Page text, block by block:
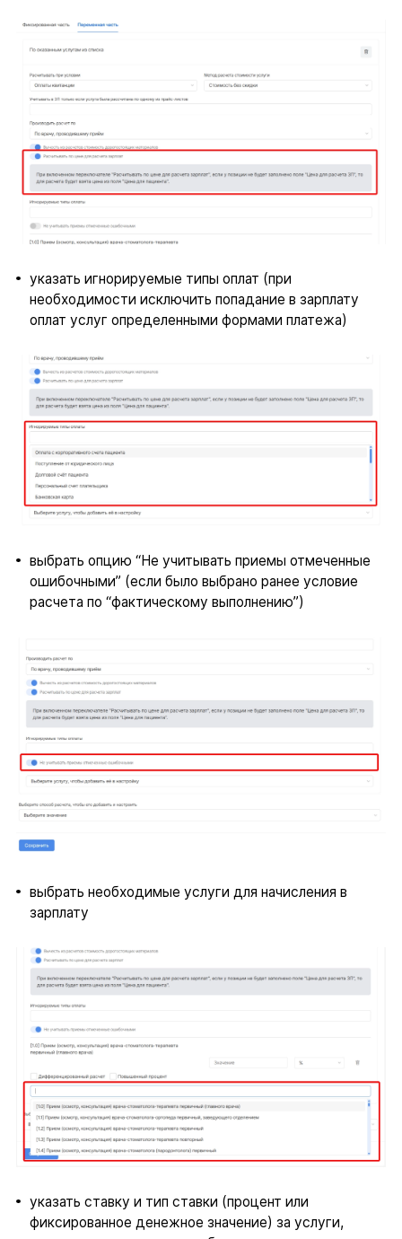
указать игнорируемые типы оплат (при
необходимости исключить попадание в зарплату
оплат услуг определенными формами платежа)
выбрать опцию “Не учитывать приемы отмеченные
ошибочными” (если было выбрано ранее условие
расчета по “фактическому выполнению”)
выбрать необходимые услуги для начисления в
зарплату
указать ставку и тип ставки (процент или
фиксированное денежное значение) за услуги,